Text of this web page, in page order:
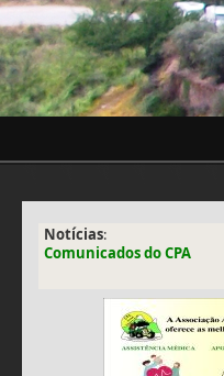
Notícias:
Comunicados do CPA